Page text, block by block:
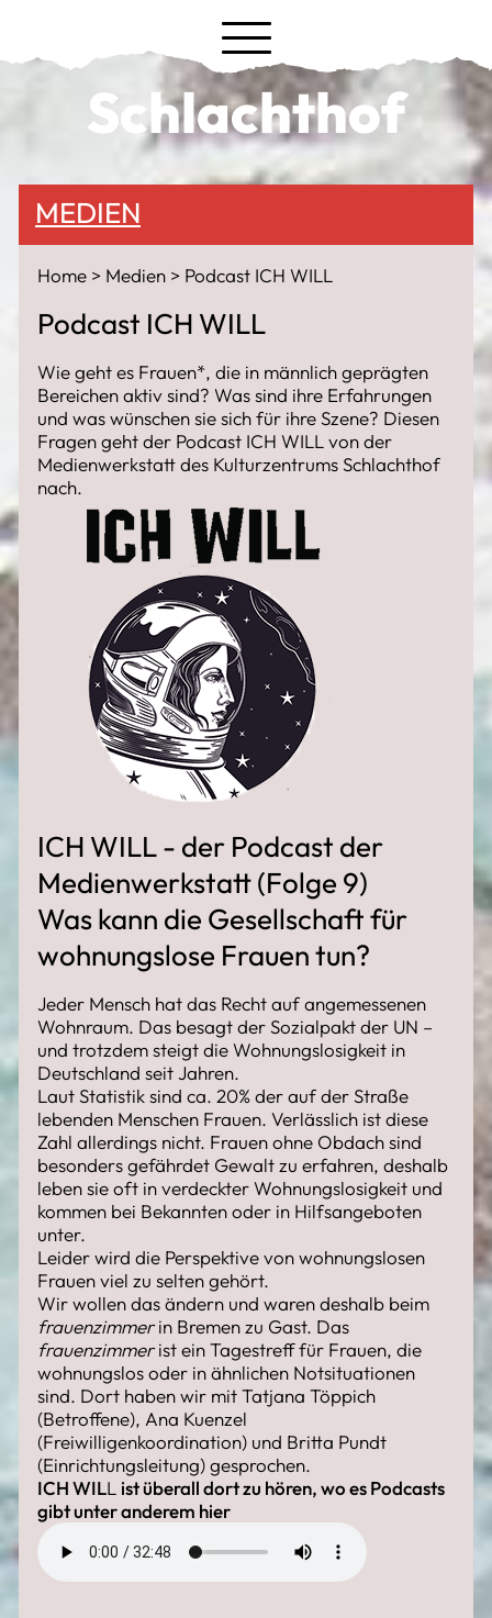
Schlachthof
MEDIEN
Home Medien Podcast ICH WILL
Podcast ICH WILL
Wie geht es Frauen*, die in männlich geprägten
Bereichen aktiv sind? Was sind ihre Erfahrungen
und was wünschen sie sich für ihre Szene? Diesen
Fragen geht der Podcast ICH WILL von der
Medienwerkstatt des Kulturzentrums Schlachthof
nach.
ICH WILL - der Podcast der
Medienwerkstatt (Folge 9)
Was kann die Gesellschaft für
wohnungslose Frauen tun?
Jeder Mensch hat das Recht auf angemessenen
Wohnraum. Das besagt der Sozialpakt der UN –
und trotzdem steigt die Wohnungslosigkeit in
Deutschland seit Jahren.
Laut Statistik sind ca. 20% der auf der Straße
lebenden Menschen Frauen. Verlässlich ist diese
Zahl allerdings nicht. Frauen ohne Obdach sind
besonders gefährdet Gewalt zu erfahren, deshalb
leben sie oft in verdeckter Wohnungslosigkeit und
kommen bei Bekannten oder in Hilfsangeboten
unter.
Leider wird die Perspektive von wohnungslosen
Frauen viel zu selten gehört.
Wir wollen das ändern und waren deshalb beim
frauenzimmerin Bremen zu Gast. Das
frauenzimmerist ein Tagestreff für Frauen, die
wohnungslos oder in ähnlichen Notsituationen
sind. Dort haben wir mit Tatjana Töppich
(Betroffene), Ana Kuenzel
(Freiwilligenkoordination) und Britta Pundt
(Einrichtungsleitung) gesprochen.
ICH WILL ist überall dort zu hören, wo es Podcasts
gibt unter anderem hier